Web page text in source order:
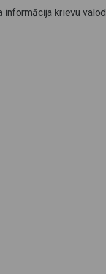
informācija krievu